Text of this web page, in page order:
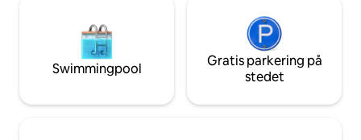
Swimmingpool
Gratis parkering på
stedet